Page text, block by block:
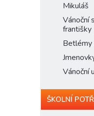
Mikuláš
Vánoční
františky
Betlémy
Vánoční
ŠKOLNÍ